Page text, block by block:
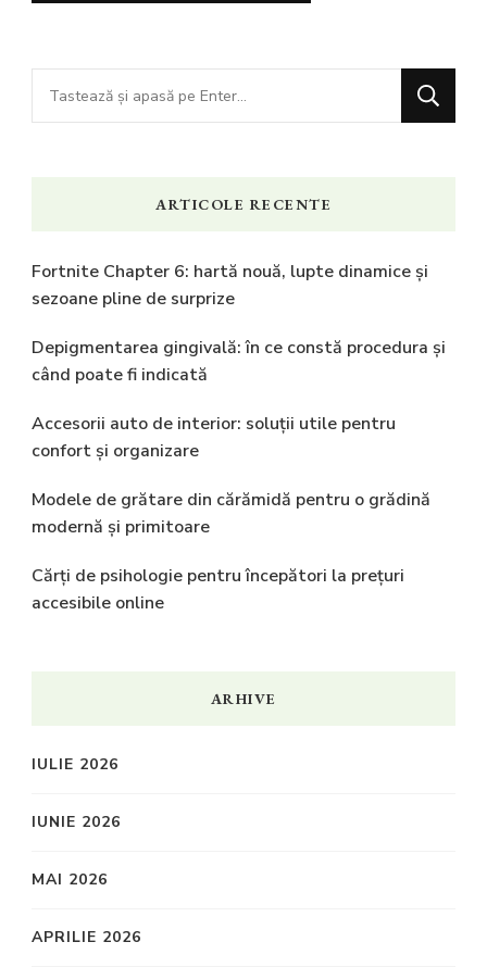
Cauți
ceva?
ARTICOLE RECENTE
Fortnite Chapter 6: hartă nouă, lupte dinamice și
sezoane pline de surprize
Depigmentarea gingivală: în ce constă procedura și
când poate fi indicată
Accesorii auto de interior: soluții utile pentru
confort și organizare
Modele de grătare din cărămidă pentru o grădină
modernă și primitoare
Cărți de psihologie pentru începători la prețuri
accesibile online
ARHIVE
IULIE 2026
IUNIE 2026
MAI 2026
APRILIE 2026